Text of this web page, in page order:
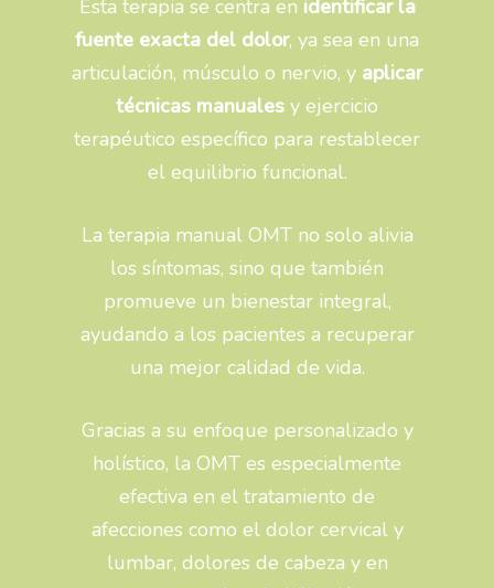
Esta terapia se centra en identificar la
fuente exacta del dolor, ya sea en una
articulación, músculo o nervio, y aplicar
técnicas manuales y ejercicio
terapéutico específico para restablecer
el equilibrio funcional.
La terapia manual OMT no solo alivia
los síntomas, sino que también
promueve un bienestar integral,
ayudando a los pacientes a recuperar
una mejor calidad de vida.
Gracias a su enfoque personalizado y
holístico, la OMT es especialmente
efectiva en el tratamiento de
afecciones como el dolor cervical y
lumbar, dolores de cabeza y en